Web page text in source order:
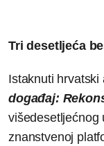
Tri desetljeća
Istaknuti
događaj:
višedesetljećnog
znanstvenoj